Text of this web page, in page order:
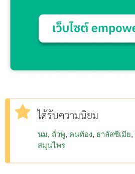
ได้รับความนิยม
นม ถั่วพู คนท้อง ธาลัสซีเมีย
สมุนไพร